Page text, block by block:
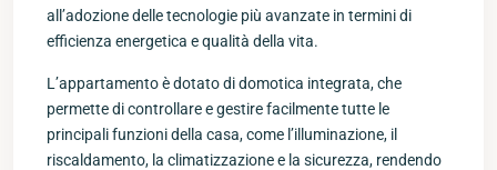
all’adozione delle tecnologie più avanzate in termini di
efficienza energetica e qualità della vita.
L’appartamento è dotato di domotica integrata, che
permette di controllare e gestire facilmente tutte le
principali funzioni della casa, come l’illuminazione, il
riscaldamento, la climatizzazione e la sicurezza, rendendo